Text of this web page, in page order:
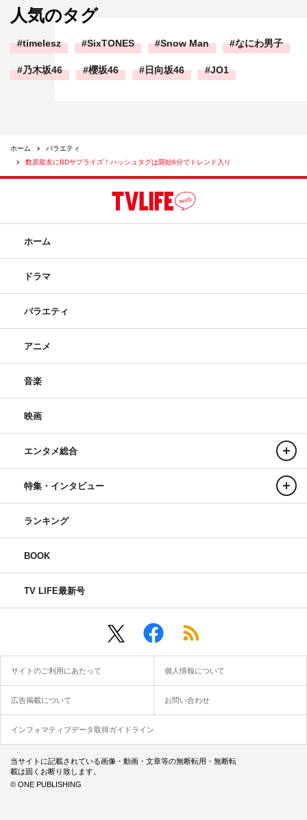
人気のタグ
timelesz SixTONES Snow Man なにわ男子
乃木坂46 櫻坂46 日向坂46 JO1
ホーム
バラエティ
数原龍友にBDサプライズ！ハッシュタグは開始6分でトレンド入り
ホーム
ドラマ
バラエティ
アニメ
音楽
映画
エンタメ総合
特集・インタビュー
ランキング
BOOK
TV LIFE最新号
サイトのご利用にあたって 個人情報について
広告掲載について お問い合わせ
インフォマティブデータ取得ガイドライン
当サイトに記載されている画像・動画・文章等の無断転用・無断転
載は固くお断り致します。
© ONE PUBLISHING